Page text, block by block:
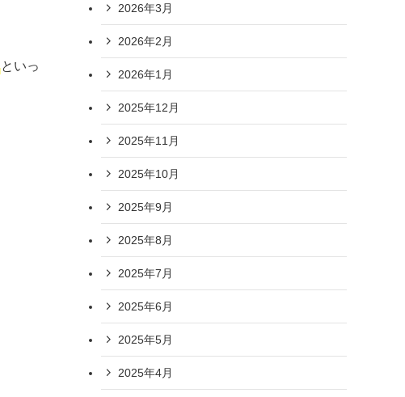
といっ
2026年3月
2026年2月
2026年1月
2025年12月
2025年11月
2025年10月
2025年9月
2025年8月
2025年7月
2025年6月
2025年5月
2025年4月